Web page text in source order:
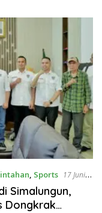
, Sports 17 Juni
Simalungun,
Dongkrak